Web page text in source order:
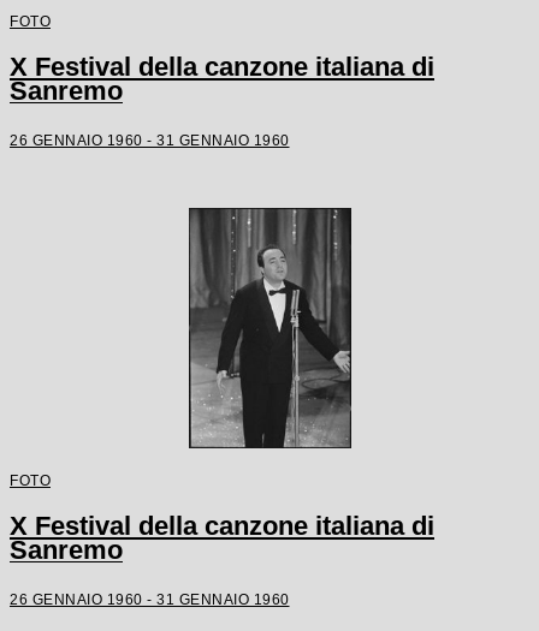
FOTO
X Festival della canzone italiana di
Sanremo
26 GENNAIO 1960 - 31 GENNAIO 1960
FOTO
X Festival della canzone italiana di
Sanremo
26 GENNAIO 1960 - 31 GENNAIO 1960